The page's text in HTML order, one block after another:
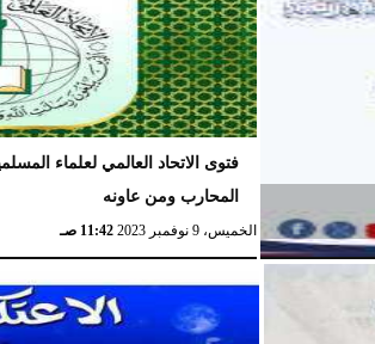
فتوى الاتحاد العالمي لعلماء
المحارب ومن عاونه
الخميس، 9 نوفمبر 2023 11:42 صـ